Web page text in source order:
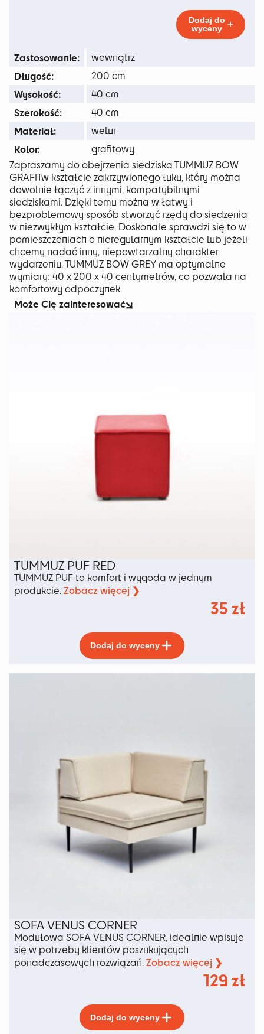
Grafit
Dodaj do
wyceny
Zastosowanie: wewnątrz
Długość: 200 cm
Wysokość: 40 cm
Szerokość: 40 cm
Materiał: welur
Kolor:
grafitowy
Zapraszamy do obejrzenia siedziska TUMMUZ BOW
GRAFITw kształcie zakrzywionego łuku, który można
dowolnie łączyć z innymi, kompatybilnymi
siedziskami. Dzięki temu można w łatwy i
bezproblemowy sposób stworzyć rzędy do siedzenia
w niezwykłym kształcie. Doskonale sprawdzi się to w
pomieszczeniach o nieregularnym kształcie lub jeżeli
chcemy nadać inny, niepowtarzalny charakter
wydarzeniu. TUMMUZ BOW GREY ma optymalne
wymiary: 40 x 200 x 40 centymetrów, co pozwala na
komfortowy odpoczynek.
Może Cię zainteresować
TUMMUZ PUF RED
TUMMUZ PUF to komfort i wygoda w jednym
produkcie. Zobacz więcej ❯
35 zł
Dodaj do wyceny
produkt
ma
wiele
stronie
produktu
SOFA VENUS CORNER
Modułowa SOFA VENUS CORNER, idealnie wpisuje
się w potrzeby klientów poszukujących
ponadczasowych rozwiązań. Zobacz więcej ❯
129 zł
Dodaj do wyceny
produkt